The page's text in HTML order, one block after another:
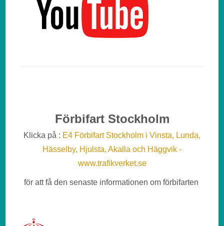
Förbifart Stockholm
Klicka på : E4 Förbifart Stockholm i Vinsta, Lunda,
Hässelby, Hjulsta, Akalla och Häggvik -
www.trafikverket.se
för att få den senaste informationen om förbifarten